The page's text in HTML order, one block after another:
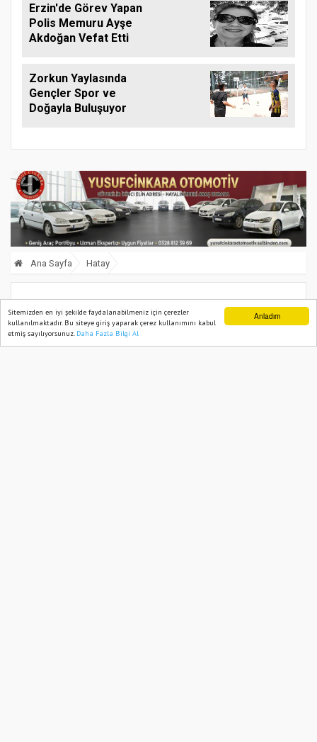
Anladım
Sitemizden en iyi şekilde faydalanabilmeniz için çerezler
kullanılmaktadır. Bu siteye giriş yaparak çerez kullanımını kabul
etmiş sayılıyorsunuz. Daha Fazla Bilgi Al
Erzin'de Görev Yapan
Polis Memuru Ayşe
Akdoğan Vefat Etti
Zorkun Yaylasında
Gençler Spor ve
Doğayla Buluşuyor
Ana Sayfa Hatay
AK Parti Hatay 7. Olağan İl Gençlik
Kolları Kongresi yapıldı
Ana Sayfa Web TV